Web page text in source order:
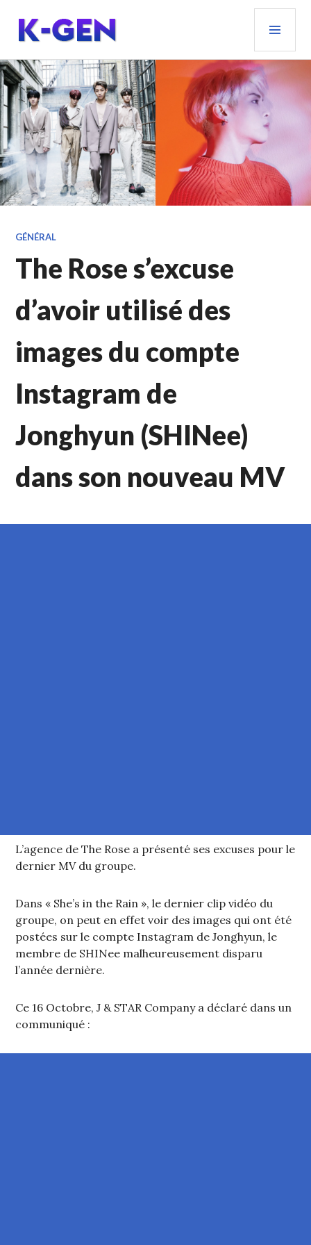
contenu
principal
K-GEN
GÉNÉRAL
The Rose s’excuse
d’avoir utilisé des
images du compte
Instagram de
Jonghyun (SHINee)
dans son nouveau MV
L’agence de The Rose a présenté ses excuses pour le
dernier MV du groupe.
Dans « She’s in the Rain », le dernier clip vidéo du
groupe, on peut en effet voir des images qui ont été
postées sur le compte Instagram de Jonghyun, le
membre de SHINee malheureusement disparu
l’année dernière.
Ce 16 Octobre, J & STAR Company a déclaré dans un
communiqué :